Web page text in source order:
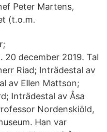
Peter Martens,
(t.o.m.
20 december 2019. Tal
Riad; Inträdestal av
av Ellen Mattson;
Inträdestal av Åsa
Nordenskiöld,
Han var